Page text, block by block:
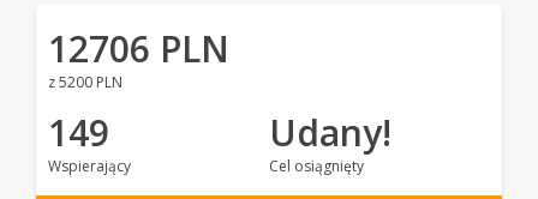
12706 PLN
z 5200 PLN
149
Wspierający
Udany!
Cel osiągnięty